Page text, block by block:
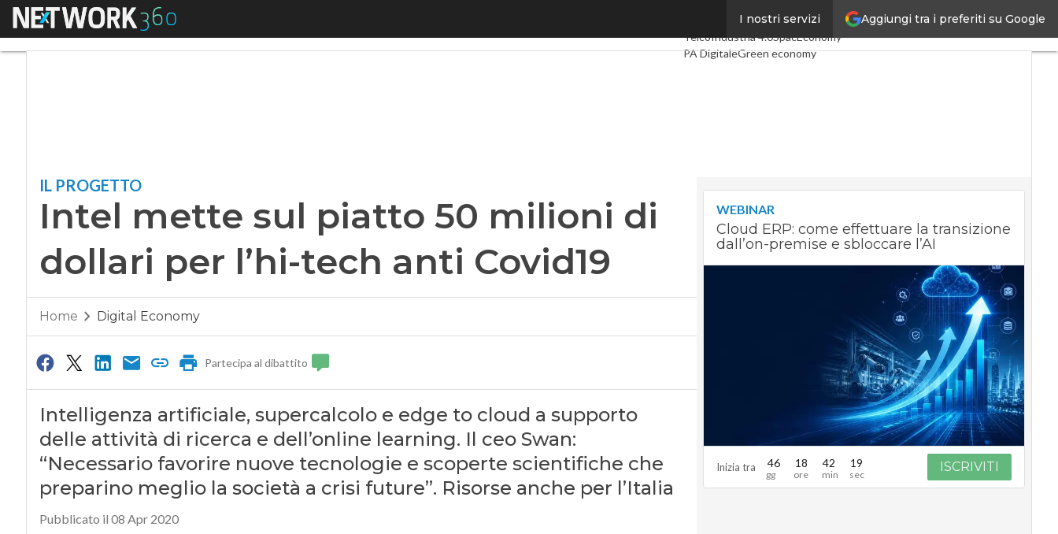
Aggiungi tra i preferiti su Google
I nostri servizi
Menu Ultimi articoli Digital Economy
TelcoIndustria 4.0SpacEconomy
PA DigitaleGreen economy
IL PROGETTO
Intel mette sul piatto 50 milioni di
dollari per l’hi-tech anti Covid19
Home Digital Economy
Partecipa al dibattito
Intelligenza artificiale, supercalcolo e edge to cloud a supporto
delle attività di ricerca e dell’online learning. Il ceo Swan:
“Necessario favorire nuove tecnologie e scoperte scientifiche che
preparino meglio la società a crisi future”. Risorse anche per l’Italia
Pubblicato il 08 Apr 2020
WEBINAR
Cloud ERP: come effettuare la transizione
dall’on-premise e sbloccare l’AI
Inizia tra 46 18 42 18 ISCRIVITI